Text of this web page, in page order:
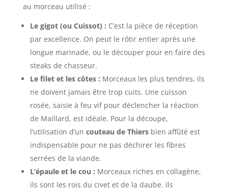
au morceau utilisé :
Le gigot (ou Cuissot) : C’est la pièce de réception
par excellence. On peut le rôtir entier après une
longue marinade, ou le découper pour en faire des
steaks de chasseur.
Le filet et les côtes : Morceaux les plus tendres, ils
ne doivent jamais être trop cuits. Une cuisson
rosée, saisie à feu vif pour déclencher la réaction
de Maillard, est idéale. Pour la découpe,
l’utilisation d’un couteau de Thiersbien affûté est
indispensable pour ne pas déchirer les fibres
serrées de la viande.
L’épaule et le cou : Morceaux riches en collagène,
ils sont les rois du civet et de la daube. Ils